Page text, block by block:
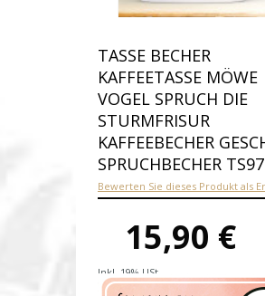
TASSE BECHER
KAFFEETASSE MÖWE
VOGEL SPRUCH DIE
STURMFRISUR
KAFFEEBECHER
SPRUCHBECHER
Bewerten Sie dieses Produkt als
15,90 €
Inkl. 19% USt.
Versandkosten